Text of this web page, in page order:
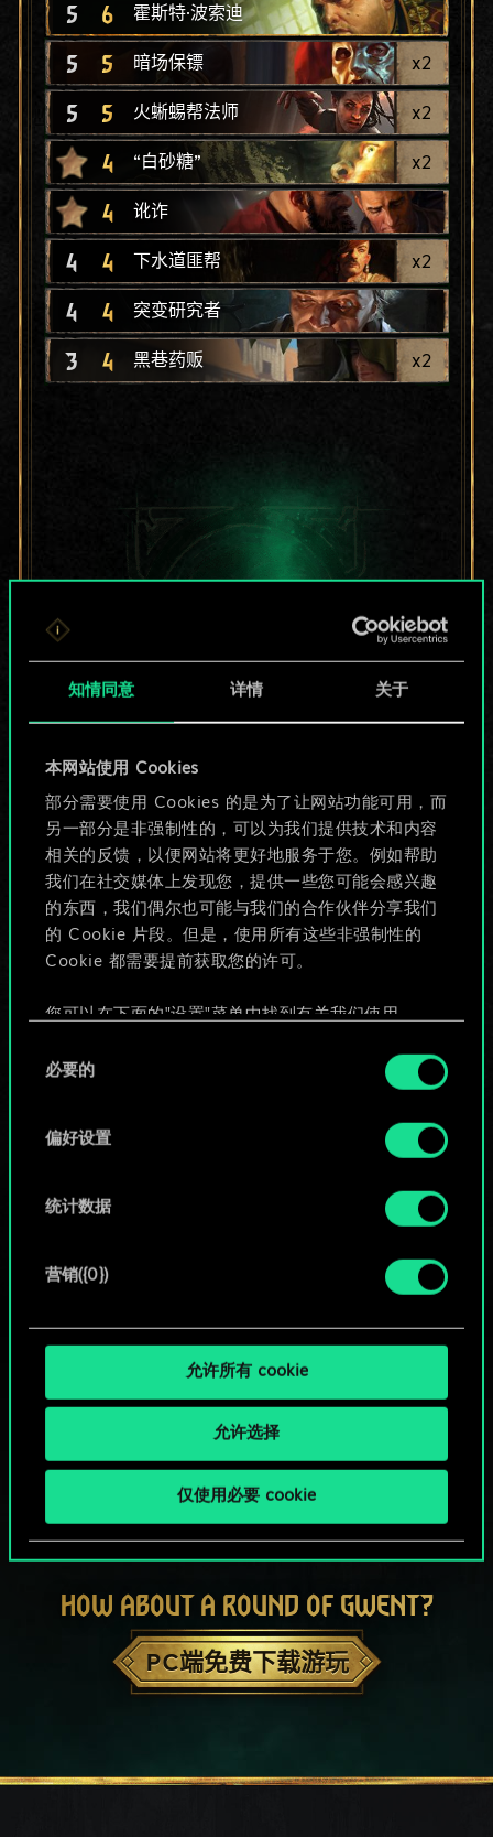
知情同意 详情 关于
本网站使用 Cookies
部分需要使用 Cookies 的是为了让网站功能可用，而
另一部分是非强制性的，可以为我们提供技术和内容
相关的反馈，以便网站将更好地服务于您。例如帮助
我们在社交媒体上发现您，提供一些您可能会感兴趣
的东西，我们偶尔也可能与我们的合作伙伴分享我们
的 Cookie 片段。但是，使用所有这些非强制性的
Cookie 都需要提前获取您的许可。
您可以在下面的"设置"菜单中找到有关我们使用
好。一旦您了解了其中的内容并准备好继续，请点
必要的
偏好设置
统计数据
营销({0})
允许所有 cookie
允许选择
仅使用必要 cookie
5 6 霍斯特·波索迪
5 5 暗场保镖 x2
5 5 火蜥蜴帮法师 x2
4 “白砂糖” x2
4 讹诈
4 4 下水道匪帮 x2
4 4 突变研究者
3 4 黑巷药贩 x2
目前只是分享了一套
牌，但能做的不止这
些！
给牌组命名并撰写攻略
HOW ABOUT A ROUND OF GWENT?
PC端免费下载游玩